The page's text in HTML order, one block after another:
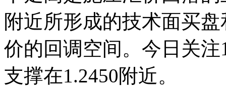
附近所形成的技术面买
价的回调空间。今日关
支撑在1.2450附近。